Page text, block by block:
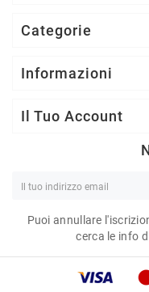
Categorie
Informazioni
Il Tuo Account
Puoi annullare
cerca le info